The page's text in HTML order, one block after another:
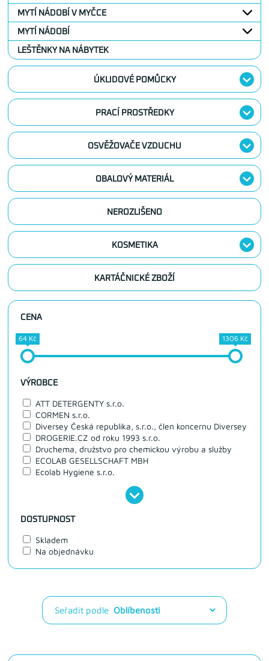
MYTÍ NÁDOBÍ V MYČCE
MYTÍ NÁDOBÍ
LEŠTĚNKY NA NÁBYTEK
ÚKLIDOVÉ POMŮCKY
PRACÍ PROSTŘEDKY
OSVĚŽOVAČE VZDUCHU
OBALOVÝ MATERIÁL
NEROZLIŠENO
KOSMETIKA
KARTÁČNICKÉ ZBOŽÍ
CENA
64 Kč 1306 Kč
VÝROBCE
ATT DETERGENTY s.r.o.
CORMEN s.r.o.
Diversey Česká republika, s.r.o., člen koncernu Diversey
DROGERIE.CZ od roku 1993 s.r.o.
Druchema, družstvo pro chemickou výrobu a služby
ECOLAB GESELLSCHAFT MBH
Ecolab Hygiene s.r.o.
DOSTUPNOST
Skladem
Na objednávku
Seřadit podle